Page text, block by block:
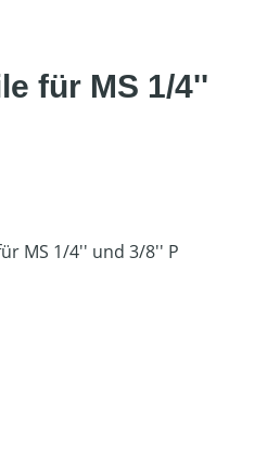
für MS 1/4''